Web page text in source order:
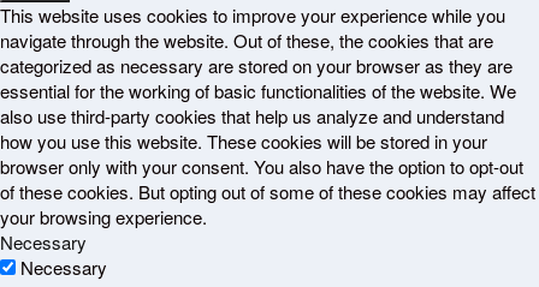
This website uses cookies to improve your experience while you
navigate through the website. Out of these, the cookies that are
categorized as necessary are stored on your browser as they are
essential for the working of basic functionalities of the website. We
also use third-party cookies that help us analyze and understand
how you use this website. These cookies will be stored in your
browser only with your consent. You also have the option to opt-out
of these cookies. But opting out of some of these cookies may affect
your browsing experience.
Necessary
Necessary